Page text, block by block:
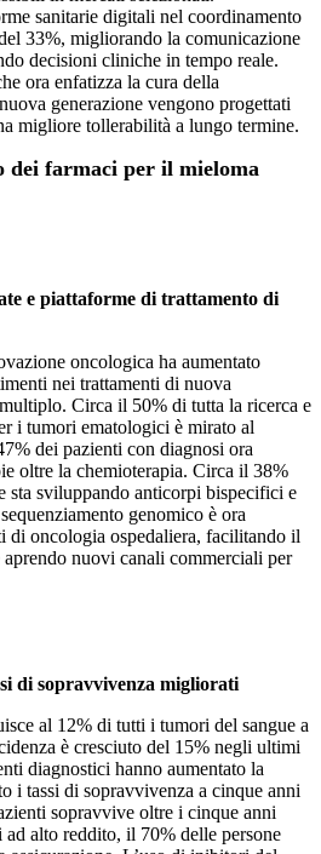
sanitarie digitali nel coordinamento
33%, migliorando la comunicazione
decisioni cliniche in tempo reale.
ora enfatizza la cura della
generazione vengono progettati
migliore tollerabilità a lungo termine.
dei farmaci per il mieloma
e piattaforme di trattamento di
oncologica ha aumentato
nei trattamenti di nuova
Circa il 50% di tutta la ricerca e
i tumori ematologici è mirato al
dei pazienti con diagnosi ora
oltre la chemioterapia. Circa il 38%
sta sviluppando anticorpi bispecifici e
genomico è ora
di oncologia ospedaliera, facilitando il
aprendo nuovi canali commerciali per
di sopravvivenza migliorati
al 12% di tutti i tumori del sangue a
è cresciuto del 15% negli ultimi
diagnostici hanno aumentato la
i tassi di sopravvivenza a cinque anni
sopravvive oltre i cinque anni
alto reddito, il 70% delle persone